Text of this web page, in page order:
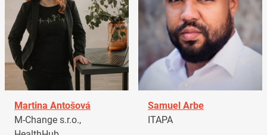
Martina Antošová
M-Change s.r.o.,
Samuel Arbe
ITAPA